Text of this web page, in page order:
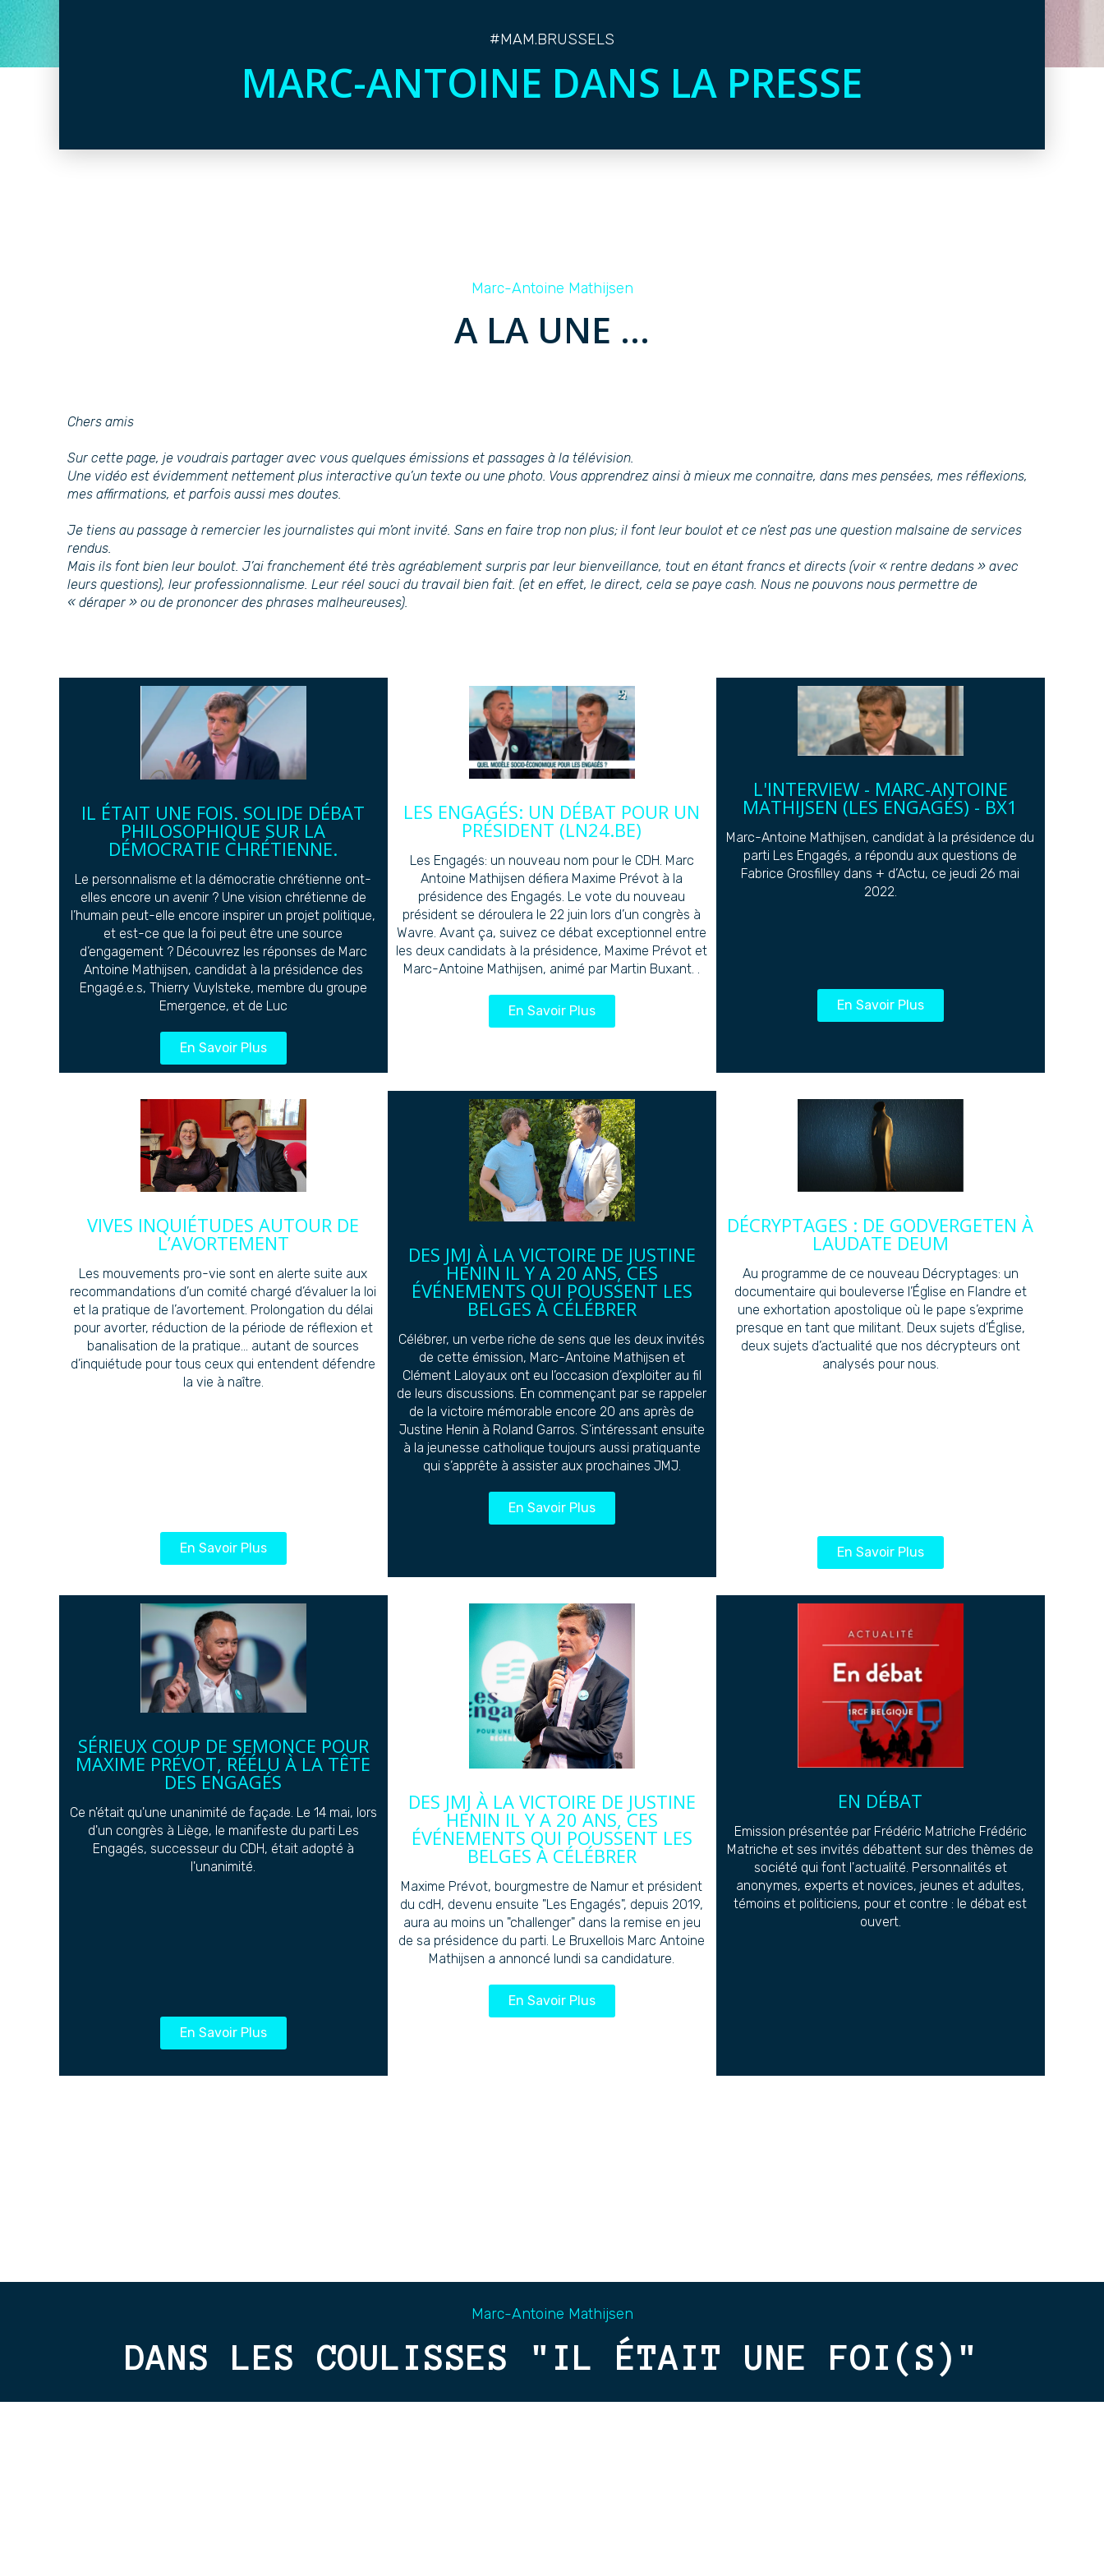
#MAM.BRUSSELS
MARC-ANTOINE DANS LA PRESSE
Marc-Antoine Mathijsen
A LA UNE ...
Chers amis
Sur cette page, je voudrais partager avec vous quelques émissions et passages à la télévision.
Une vidéo est évidemment nettement plus interactive qu’un texte ou une photo. Vous apprendrez ainsi à mieux me connaitre, dans mes pensées, mes réflexions,
mes affirmations, et parfois aussi mes doutes.
Je tiens au passage à remercier les journalistes qui m’ont invité. Sans en faire trop non plus; il font leur boulot et ce n’est pas une question malsaine de services
rendus.
Mais ils font bien leur boulot. J’ai franchement été très agréablement surpris par leur bienveillance, tout en étant francs et directs (voir « rentre dedans » avec
leurs questions), leur professionnalisme. Leur réel souci du travail bien fait. (et en effet, le direct, cela se paye cash. Nous ne pouvons nous permettre de
« déraper » ou de prononcer des phrases malheureuses).
IL ÉTAIT UNE FOIS. SOLIDE DÉBAT
PHILOSOPHIQUE SUR LA
DÉMOCRATIE CHRÉTIENNE.
Le personnalisme et la démocratie chrétienne ont-
elles encore un avenir ? Une vision chrétienne de
l’humain peut-elle encore inspirer un projet politique,
et est-ce que la foi peut être une source
d’engagement ? Découvrez les réponses de Marc
Antoine Mathijsen, candidat à la présidence des
Engagé.e.s, Thierry Vuylsteke, membre du groupe
Emergence, et de Luc
En Savoir Plus
LES ENGAGÉS: UN DÉBAT POUR UN
PRÉSIDENT (LN24.BE)
Les Engagés: un nouveau nom pour le CDH. Marc
Antoine Mathijsen défiera Maxime Prévot à la
présidence des Engagés. Le vote du nouveau
président se déroulera le 22 juin lors d’un congrès à
Wavre. Avant ça, suivez ce débat exceptionnel entre
les deux candidats à la présidence, Maxime Prévot et
Marc-Antoine Mathijsen, animé par Martin Buxant. .
En Savoir Plus
L'INTERVIEW - MARC-ANTOINE
MATHIJSEN (LES ENGAGÉS) - BX1
Marc-Antoine Mathijsen, candidat à la présidence du
parti Les Engagés, a répondu aux questions de
Fabrice Grosfilley dans + d’Actu, ce jeudi 26 mai
2022.
En Savoir Plus
VIVES INQUIÉTUDES AUTOUR DE
L’AVORTEMENT
Les mouvements pro-vie sont en alerte suite aux
recommandations d’un comité chargé d’évaluer la loi
et la pratique de l’avortement. Prolongation du délai
pour avorter, réduction de la période de réflexion et
banalisation de la pratique… autant de sources
d’inquiétude pour tous ceux qui entendent défendre
la vie à naître.
En Savoir Plus
DES JMJ À LA VICTOIRE DE JUSTINE
HENIN IL Y A 20 ANS, CES
ÉVÉNEMENTS QUI POUSSENT LES
BELGES À CÉLÉBRER
Célébrer, un verbe riche de sens que les deux invités
de cette émission, Marc-Antoine Mathijsen et
Clément Laloyaux ont eu l’occasion d’exploiter au fil
de leurs discussions. En commençant par se rappeler
de la victoire mémorable encore 20 ans après de
Justine Henin à Roland Garros. S’intéressant ensuite
à la jeunesse catholique toujours aussi pratiquante
qui s’apprête à assister aux prochaines JMJ.
En Savoir Plus
DÉCRYPTAGES : DE GODVERGETEN À
LAUDATE DEUM
Au programme de ce nouveau Décryptages: un
documentaire qui bouleverse l’Église en Flandre et
une exhortation apostolique où le pape s’exprime
presque en tant que militant. Deux sujets d’Église,
deux sujets d’actualité que nos décrypteurs ont
analysés pour nous.
En Savoir Plus
SÉRIEUX COUP DE SEMONCE POUR
MAXIME PRÉVOT, RÉÉLU À LA TÊTE
DES ENGAGÉS
Ce n'était qu'une unanimité de façade. Le 14 mai, lors
d'un congrès à Liège, le manifeste du parti Les
Engagés, successeur du CDH, était adopté à
l'unanimité.
En Savoir Plus
DES JMJ À LA VICTOIRE DE JUSTINE
HENIN IL Y A 20 ANS, CES
ÉVÉNEMENTS QUI POUSSENT LES
BELGES À CÉLÉBRER
Maxime Prévot, bourgmestre de Namur et président
du cdH, devenu ensuite "Les Engagés", depuis 2019,
aura au moins un "challenger" dans la remise en jeu
de sa présidence du parti. Le Bruxellois Marc Antoine
Mathijsen a annoncé lundi sa candidature.
En Savoir Plus
EN DÉBAT
Emission présentée par Frédéric Matriche Frédéric
Matriche et ses invités débattent sur des thèmes de
société qui font l'actualité. Personnalités et
anonymes, experts et novices, jeunes et adultes,
témoins et politiciens, pour et contre : le débat est
ouvert.
Marc-Antoine Mathijsen
DANS LES COULISSES "IL ÉTAIT UNE FOI(S)"